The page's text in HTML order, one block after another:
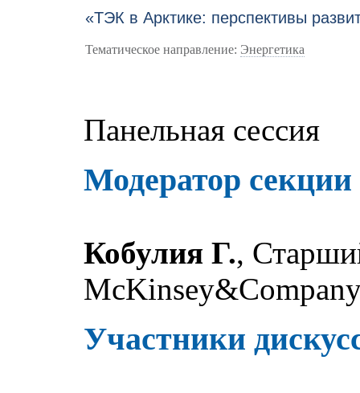
«ТЭК в Арктике: перспективы
Тематическое направление: Энергетика
Панельная сессия
Модератор секции
Кобулия Г.,
Участники